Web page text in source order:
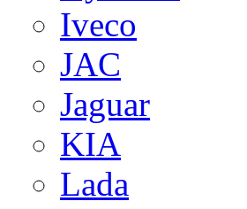
Iveco
JAC
Jaguar
KIA
Lada